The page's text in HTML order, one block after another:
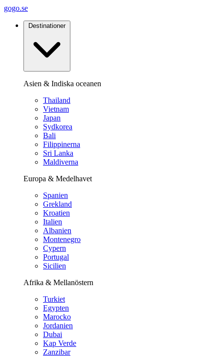
gogo.se
Destinationer
Asien & Indiska oceanen
Thailand
Vietnam
Japan
Sydkorea
Bali
Filippinerna
Sri Lanka
Maldiverna
Europa & Medelhavet
Spanien
Grekland
Kroatien
Italien
Albanien
Montenegro
Cypern
Portugal
Sicilien
Afrika & Mellanöstern
Turkiet
Egypten
Marocko
Jordanien
Dubai
Kap Verde
Zanzibar